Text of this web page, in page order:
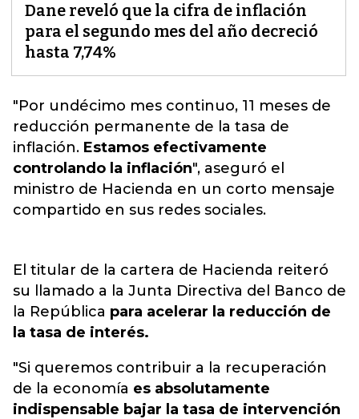
Dane reveló que la cifra de inflación
para el segundo mes del año decreció
hasta 7,74%
"Por undécimo mes continuo, 11 meses de
reducción permanente de la tasa de
inflación. Estamos efectivamente
controlando la inflación", aseguró el
ministro de Hacienda en un corto mensaje
compartido en sus redes sociales.
El titular de la cartera de Hacienda reiteró
su llamado a la Junta Directiva del Banco de
la República para acelerar la reducción de
la tasa de interés.
"Si queremos contribuir a la recuperación
de la economía es absolutamente
indispensable bajar la tasa de intervención